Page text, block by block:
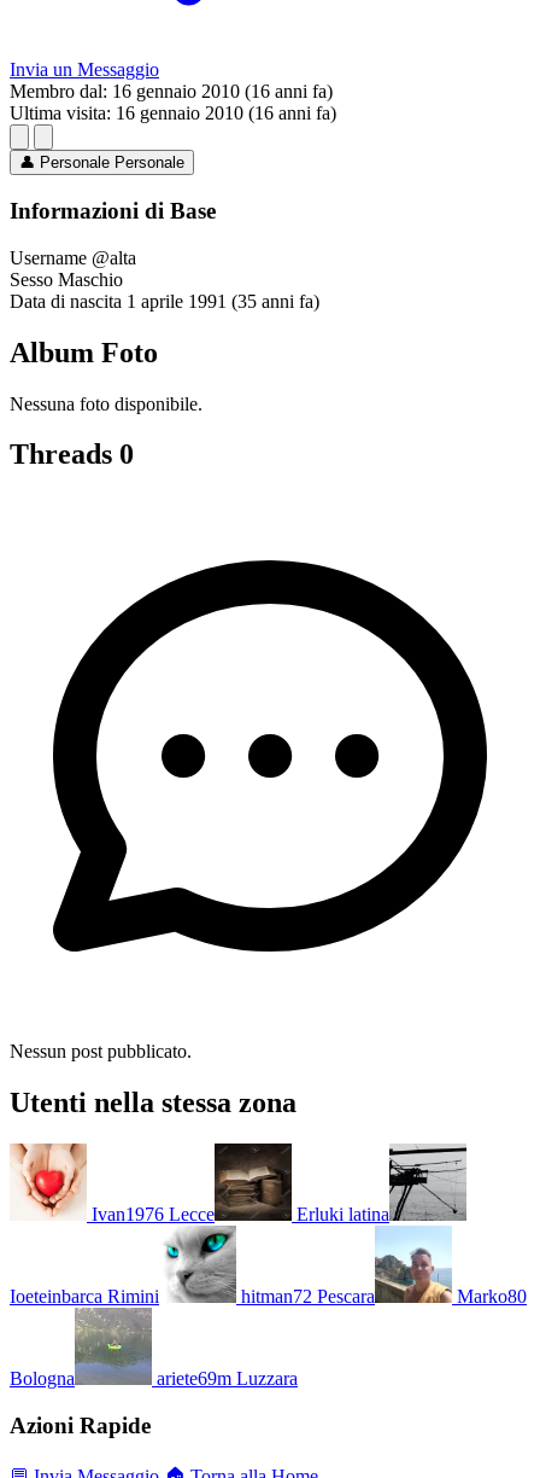
Invia un Messaggio
Membro dal: 16 gennaio 2010 (16 anni fa)
Ultima visita: 16 gennaio 2010 (16 anni fa)
👤 Personale Personale
Informazioni di Base
Username @alta
Sesso Maschio
Data di nascita 1 aprile 1991 (35 anni fa)
Album Foto
Nessuna foto disponibile.
Threads 0
Nessun post pubblicato.
Utenti nella stessa zona
Ivan1976 Lecce Erluki latina
Ioeteinbarca Rimini hitman72 Pescara Marko80
Bologna ariete69m Luzzara
Azioni Rapide